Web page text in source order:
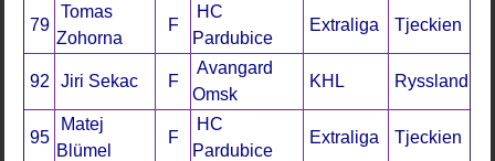
79
Tomas
Zohorna
F
HC
Pardubice
Extraliga Tjeckien
92 Jiri Sekac F
Avangard
Omsk
KHL Ryssland
95
Matej
Blümel
F
HC
Pardubice
Extraliga Tjeckien